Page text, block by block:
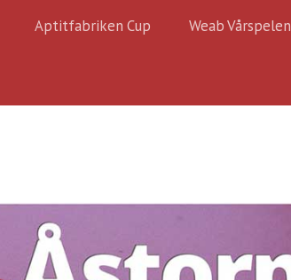
Aptitfabriken Cup Weab Vårspelen